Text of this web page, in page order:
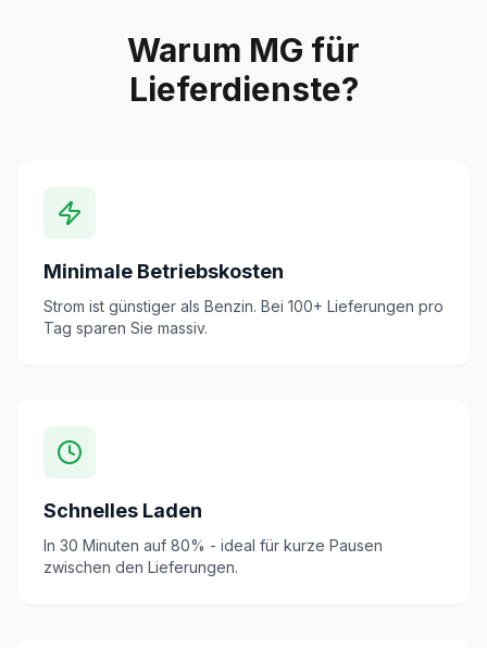
Warum MG für
Lieferdienste?
Minimale Betriebskosten
Strom ist günstiger als Benzin. Bei 100+ Lieferungen pro
Tag sparen Sie massiv.
Schnelles Laden
In 30 Minuten auf 80% - ideal für kurze Pausen
zwischen den Lieferungen.